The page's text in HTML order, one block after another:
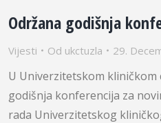
Održana godišnja
Vijesti Od ukctuzla 29.
U Univerzitetskom
godišnja konferencija za
rada Univerzitetskog